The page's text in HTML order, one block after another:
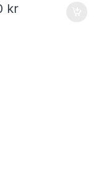
kr